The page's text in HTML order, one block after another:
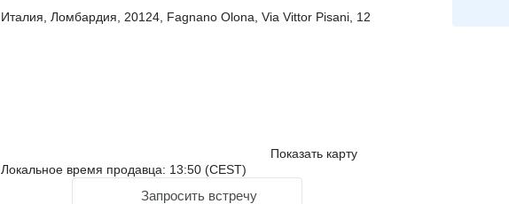
Италия, Ломбардия, 20124, Fagnano Olona, Via Vittor Pisani, 12
Показать карту
Локальное время продавца: 13:50 (CEST)
Запросить встречу